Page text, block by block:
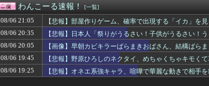
【衝撃】ガンダムSEEDさん、絶対にあり得ないだろって設定がこちら
【衝撃】トランプ大統領、ブチギレ「イランはとんでもない二枚舌
集英社のオンラインショップで注文→キャンセルして逮捕された女
小学生まではワイも「天然」とか「おっちょこちょい」って言われて
毎日暑いから雪に関連する映画でも観ようと「生きてこそ」を借りた
女子だけど、出来心で電マを完全挿入したら抜けなくなった助けてｗ
台湾メディア「中国がレアアースを武器に貿易戦争した結果ｗｗｗｗ
【速報】長瀬智也、ようやく気づくｗｗｗｗｗｗｗｗ
初カノの女とそのまま結婚。自分を愛した女が「他の男に抱かれてた
わんこーる速報！ [一覧]
08/06 21:05
【悲報】部屋作りゲーム、確率で出現する「イカ」を
08/06 20:35
【悲報】日本人「祭りがうるさい！子供がうるさい！
08/06 20:05
【画像】早朝カビキラーばらまきおばさん、結構ばら
08/06 19:45
【悲報】野原ひろしのネクタイ、めちゃくちゃキモく
08/06 19:25
【悲報】オネエ系強キャラ、喧嘩で華麗な動きで相手